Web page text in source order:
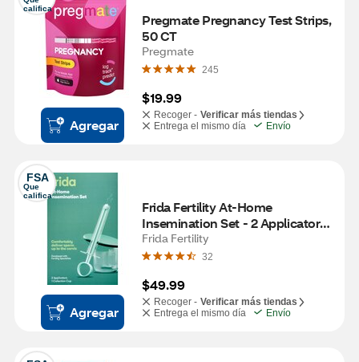
califica
Agregar
Pregmate Pregnancy Test Strips,
50 CT
Pregmate
245
$19.99
Recoger - Verificar más tiendas
Entrega el mismo día
Envío
FSA
Que
califica
Agregar
Frida Fertility At-Home
Insemination Set - 2 Applicators,
1 Collection Cup
Frida Fertility
32
$49.99
Recoger - Verificar más tiendas
Entrega el mismo día
Envío